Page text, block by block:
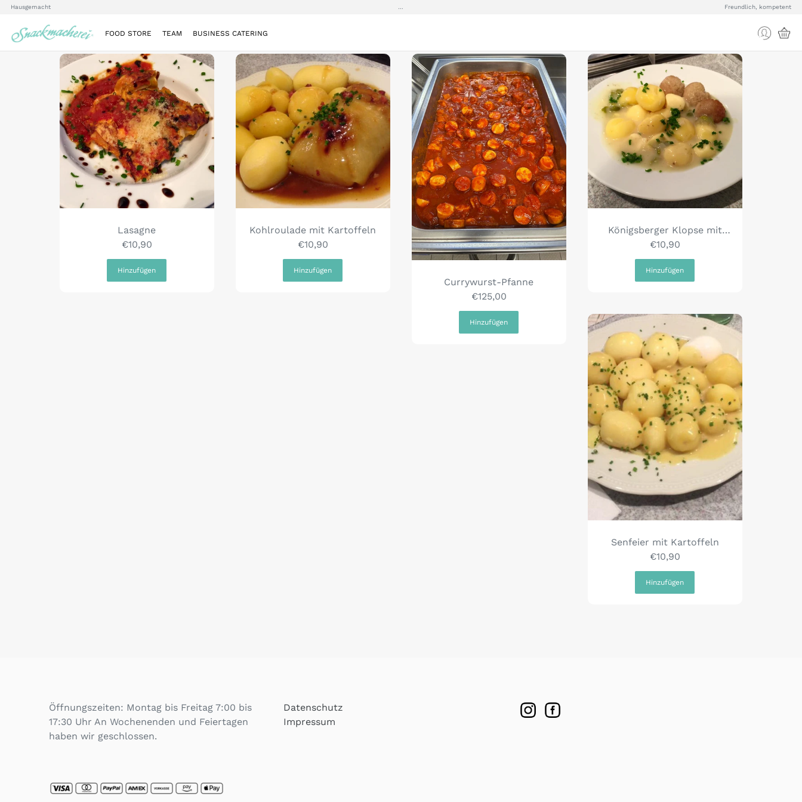
Hausgemacht Freundlich, kompetent
FOOD STORE TEAM BUSINESS CATERING
Lasagne
€10,90
Kohlroulade mit Kartoffeln
€10,90
Currywurst-Pfanne
€125,00
Königsberger Klopse mit
Kartoffeln
€10,90
Senfeier mit Kartoffeln
€10,90
Öffnungszeiten: Montag bis Freitag 7:00 bis
17:30 Uhr An Wochenenden und Feiertagen
haben wir geschlossen.
Datenschutz
Impressum